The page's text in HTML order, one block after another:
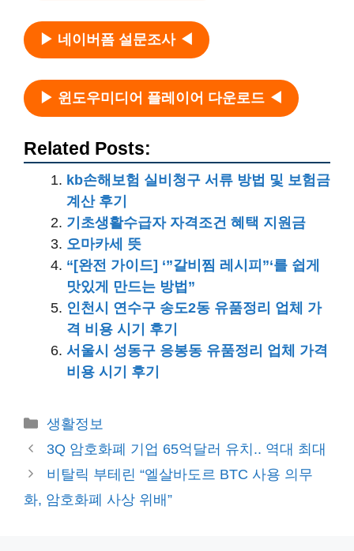
▶ 네이버폼 설문조사 ◀
▶ 윈도우미디어 플레이어 다운로드 ◀
Related Posts:
kb손해보험 실비청구 서류 방법 및 보험금
계산 후기
기초생활수급자 자격조건 혜택 지원금
오마카세 뜻
“[완전 가이드] ‘”갈비찜 레시피”‘를 쉽게
맛있게 만드는 방법”
인천시 연수구 송도2동 유품정리 업체 가
격 비용 시기 후기
서울시 성동구 응봉동 유품정리 업체 가격
비용 시기 후기
카
테
리
생활정보
3Q 암호화폐 기업 65억달러 유치.. 역대 최대
비탈릭 부테린 “엘살바도르 BTC 사용 의무
화, 암호화폐 사상 위배”